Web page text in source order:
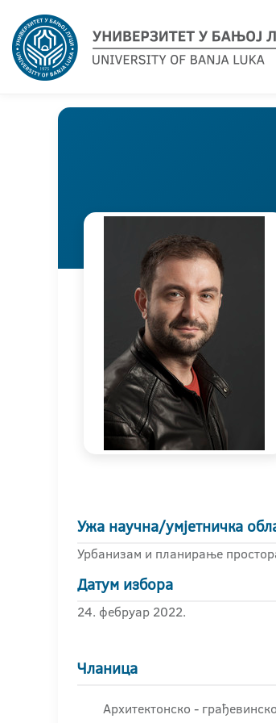
Ужа научна/умјетничка
Урбанизам и планирање
Датум избора
24. фебруар 2022.
Чланица
Архитектонско -